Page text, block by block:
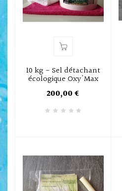
10 kg - Sel détachant
écologique Oxy'Max
200,00 €